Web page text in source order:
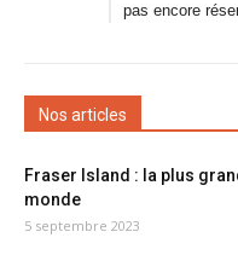
pas encore
Nos articles
Fraser Island : la plus
monde
5 septembre 2023